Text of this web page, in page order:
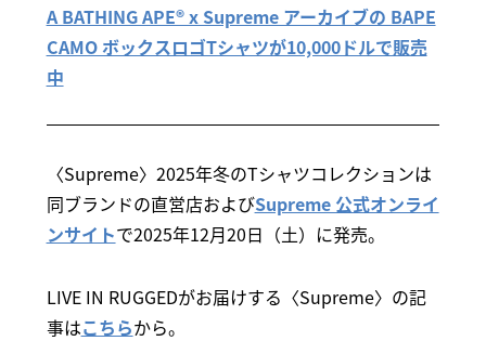
A BATHING APE®︎ x Supreme アーカイブの BAPE
CAMO ボックスロゴTシャツが10,000ドルで販売
中
〈Supreme〉2025年冬のTシャツコレクションは
同ブランドの直営店およびSupreme 公式オンライ
ンサイトで2025年12月20日（土）に発売。
LIVE IN RUGGEDがお届けする〈Supreme〉の記
事はこちらから。